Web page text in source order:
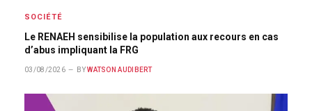
SOCIÉTÉ
Le RENAEH sensibilise la population aux recours en cas
d’abus impliquant la FRG
03/08/2026 BY WATSON AUDIBERT